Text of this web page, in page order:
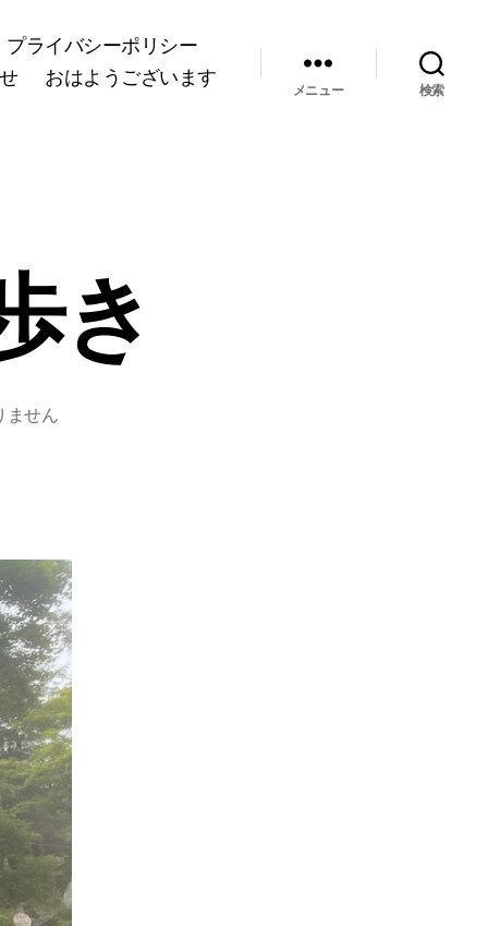
プライバシーポリシー
おはようございます
メニュー 検索
き
ません